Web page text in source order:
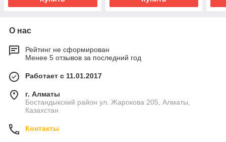
О нас
Рейтинг не сформирован
Менее 5 отзывов за последний год
Работает с 11.01.2017
г. Алматы
Бостандыкский район ул. Жарокова 205, Алматы,
Казахстан
Контакты